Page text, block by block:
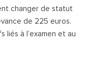
changer de statut
de 225 euros.
liés à l’examen et au